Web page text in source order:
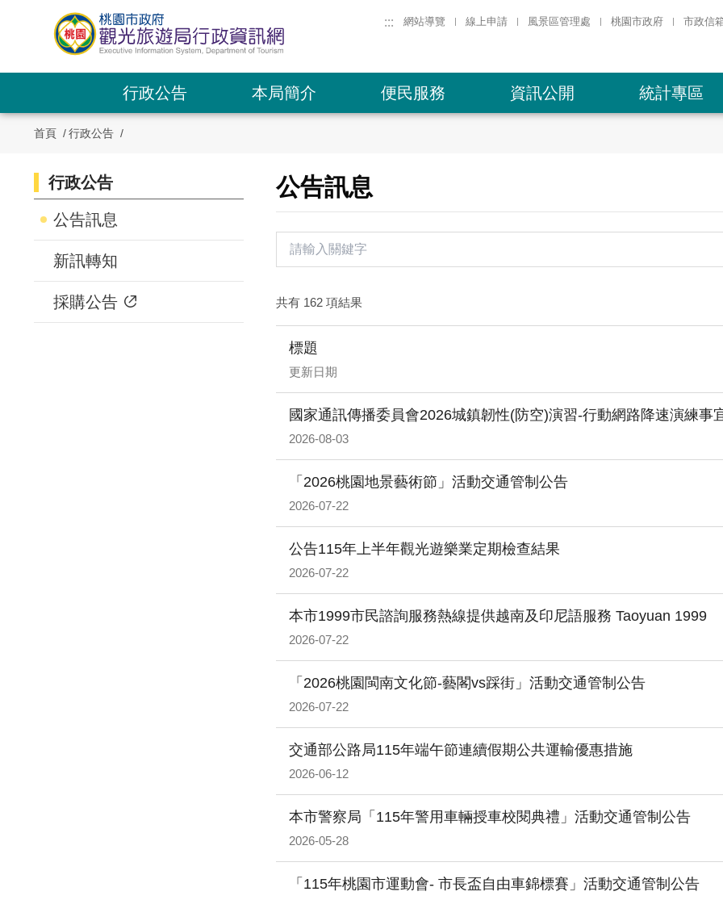
::: 網站導覽 線上申請 風景區管理處 桃園市政府 市政信
行政公告 本局簡介 便民服務 資訊公開 統計專區
首頁 行政公告
行政公告
公告訊息
新訊轉知
採購公告
公告訊息
共有 162 項結果
標題
更新日期
國家通訊傳播委員會2026城鎮韌性(防空)演習-行動網路降速演練事
2026-08-03
「2026桃園地景藝術節」活動交通管制公告
2026-07-22
公告115年上半年觀光遊樂業定期檢查結果
2026-07-22
本市1999市民諮詢服務熱線提供越南及印尼語服務 Taoyuan 1999
2026-07-22
「2026桃園閩南文化節-藝閣vs踩街」活動交通管制公告
2026-07-22
交通部公路局115年端午節連續假期公共運輸優惠措施
2026-06-12
本市警察局「115年警用車輛授車校閱典禮」活動交通管制公告
2026-05-28
「115年桃園市運動會- 市長盃自由車錦標賽」活動交通管制公告